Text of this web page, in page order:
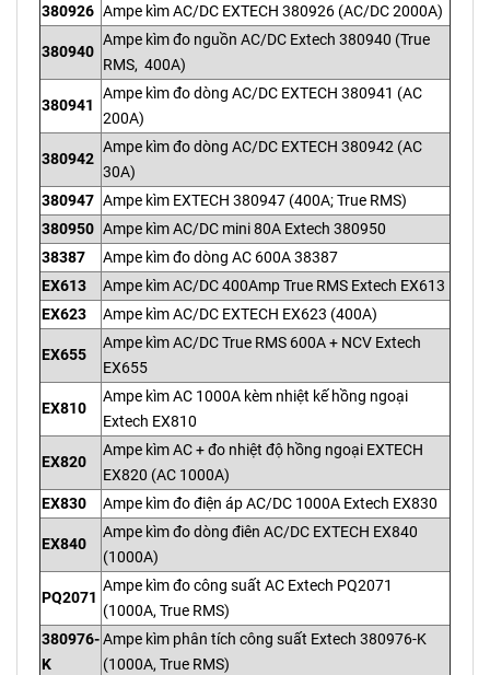
380926 Ampe kìm AC/DC EXTECH 380926 (AC/DC 2000A)
380940
Ampe kìm đo nguồn AC/DC Extech 380940 (True
RMS, 400A)
380941
Ampe kìm đo dòng AC/DC EXTECH 380941 (AC
200A)
380942
Ampe kìm đo dòng AC/DC EXTECH 380942 (AC
30A)
380947 Ampe kìm EXTECH 380947 (400A; True RMS)
380950 Ampe kìm AC/DC mini 80A Extech 380950
38387
Ampe kìm đo dòng AC 600A 38387
EX613
Ampe kìm AC/DC 400Amp True RMS Extech EX613
EX623
Ampe kìm AC/DC EXTECH EX623 (400A)
EX655
Ampe kìm AC/DC True RMS 600A + NCV Extech
EX655
EX810
Ampe kìm AC 1000A kèm nhiệt kế hồng ngoại
Extech EX810
EX820
Ampe kìm AC + đo nhiệt độ hồng ngoại EXTECH
EX820 (AC 1000A)
EX830
Ampe kìm đo điện áp AC/DC 1000A Extech EX830
EX840
Ampe kìm đo dòng điên AC/DC EXTECH EX840
(1000A)
PQ2071
Ampe kìm đo công suất AC Extech PQ2071
(1000A, True RMS)
380976-
K
Ampe kìm phân tích công suất Extech 380976-K
(1000A, True RMS)